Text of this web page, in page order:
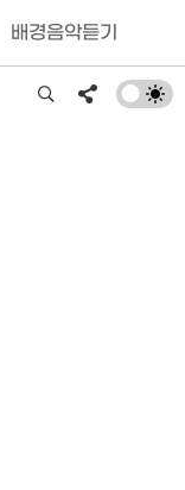
배경음악듣기